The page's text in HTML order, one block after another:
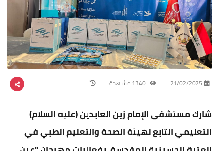
21/02/2025
شارك مستشفى الإمام زين العابدين (عليه السلام)
التعليمي التابع لهيئة الصحة والتعليم الطبي في